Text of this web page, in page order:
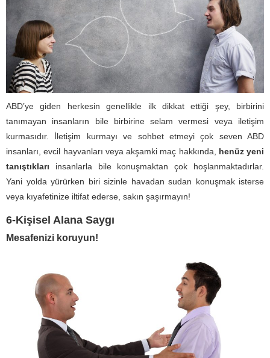
ABD’ye giden herkesin genellikle ilk dikkat ettiği şey, birbirini
tanımayan insanların bile birbirine selam vermesi veya iletişim
kurmasıdır. İletişim kurmayı ve sohbet etmeyi çok seven ABD
insanları, evcil hayvanları veya akşamki maç hakkında, henüz yeni
tanıştıkları insanlarla bile konuşmaktan çok hoşlanmaktadırlar.
Yani yolda yürürken biri sizinle havadan sudan konuşmak isterse
veya kıyafetinize iltifat ederse, sakın şaşırmayın!
6-Kişisel Alana Saygı
Mesafenizi koruyun!